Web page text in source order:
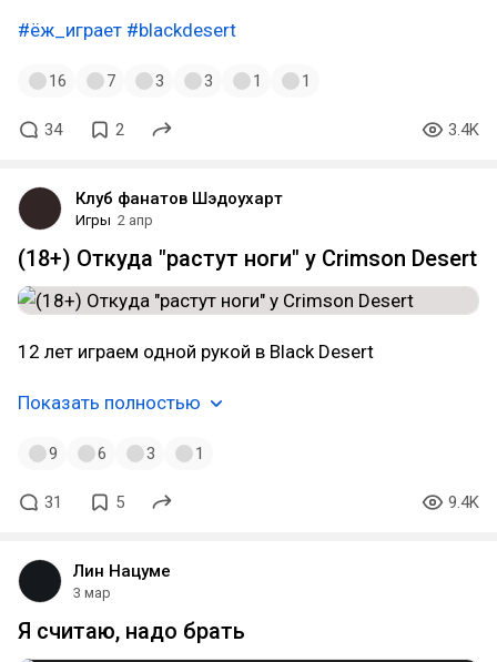
#ёж_играет #blackdesert
16 7 3 3 1 1
34 2 3.4K
Клуб фанатов Шэдоухарт
Игры 2 апр
(18+) Откуда "растут ноги" у Crimson Desert
12 лет играем одной рукой в Black Desert
Показать полностью
9 6 3 1
31 5 9.4K
Лин Нацуме
3 мар
Я считаю, надо брать